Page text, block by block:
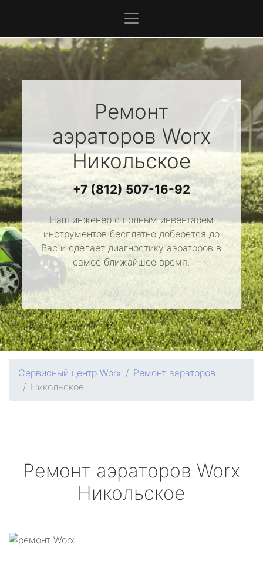
Ремонт
аэраторов Worx
Никольское
+7 (812) 507-16-92
Наш инженер с полным инвентарем
инструментов бесплатно доберется до
Вас и сделает диагностику аэраторов в
самое ближайшее время.
Сервисный центр Worx
Ремонт аэраторов
Никольское
Ремонт аэраторов Worx
Никольское